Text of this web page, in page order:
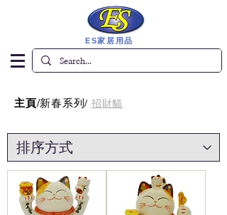
ES家居用品
主頁/新春系列/ 招財貓